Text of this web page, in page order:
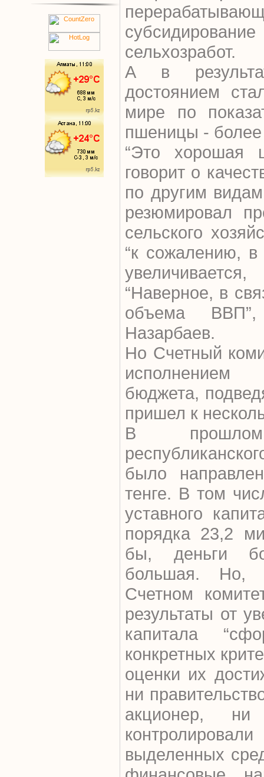
сельхозработ.
А в
достоянием
мире по
пшеницы - более
“Это хорошая
говорит о
по другим
резюмировал
сельского
“к сожалению,
“Наверное, в
объема
Назарбаев.
Но Счетный
исполнением
бюджета,
пришел к
В
было
тенге. В том
уставного
порядка 23,2
бы, деньги
большая. Но,
Счетном
результаты от
капитала
конкретных
оценки их
ни
акционер,
выделенных